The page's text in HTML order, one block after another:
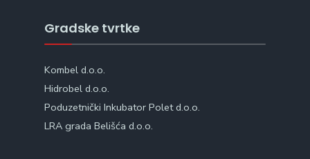
Gradske tvrtke
Kombel d.o.o.
Hidrobel d.o.o.
Poduzetnički Inkubator Polet d.o.o.
LRA grada Belišća d.o.o.